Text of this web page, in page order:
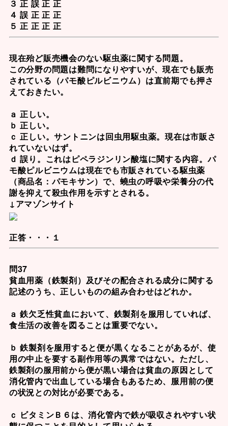
３ 正 誤 正 正
４ 誤 正 正 正
５ 正 正 正 正
現在殆ど販売機会のない駆虫薬に関する問題。
この分野の問題は難問になりやすいが、現在でも販売
されている（パモ酸ピルビニウム）は直前期でも押さ
えておきたい。
ａ 正しい。
ｂ 正しい。
ｃ 正しい。サントニンは回虫用駆虫薬。現在は市販さ
れていないはず。
ｄ 誤り。これはピペラジンリン酸塩に関する内容。パ
モ酸ピルビニウムは現在でも市販されている駆虫薬
（商品名：パモキサン）で、 蟯虫の呼吸や栄養分の代
謝を抑えて殺虫作用を示すとされる。
↓アマゾンサイト
正答・・・１
問37
貧血用薬（鉄製剤）及びその配合される成分に関する
記述のうち、正しいものの組み合わせはどれか。
ａ 鉄欠乏性貧血において、鉄製剤を服用していれば、
食生活の改善を図ることは重要でない。
ｂ 鉄製剤を服用すると便が黒くなることがあるが、使
用の中止を要する副作用等の異常ではない。ただし、
鉄製剤の服用前から便が黒い場合は貧血の原因として
消化管内で出血している場合もあるため、服用前の便
の状況との対比が必要である。
ｃ ビタミンＢ６は、消化管内で鉄が吸収されやすい状